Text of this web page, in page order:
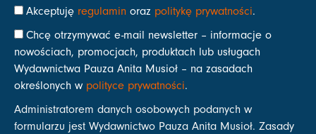
Akceptuję regulamin oraz politykę prywatności.
Chcę otrzymywać e-mail newsletter – informacje o
nowościach, promocjach, produktach lub usługach
Wydawnictwa Pauza Anita Musioł – na zasadach
określonych w polityce prywatności.
Administratorem danych osobowych podanych w
formularzu jest Wydawnictwo Pauza Anita Musioł. Zasady